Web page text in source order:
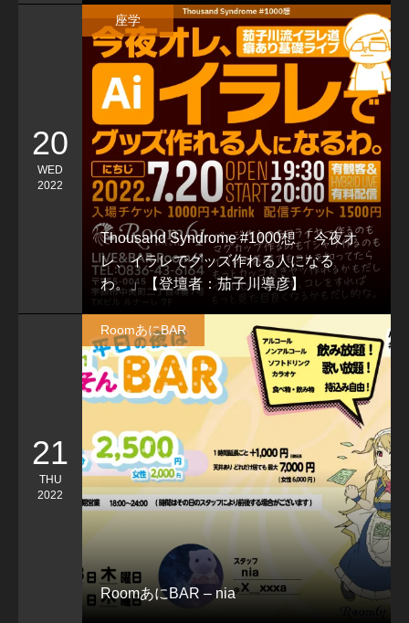
20
WED
2022
Thousand Syndrome #1000想 「今夜オ
レ、イラレでグッズ作れる人になる
わ。」【登壇者：茄子川導彦】
座学
21
THU
2022
RoomあにBAR – nia
RoomあにBAR